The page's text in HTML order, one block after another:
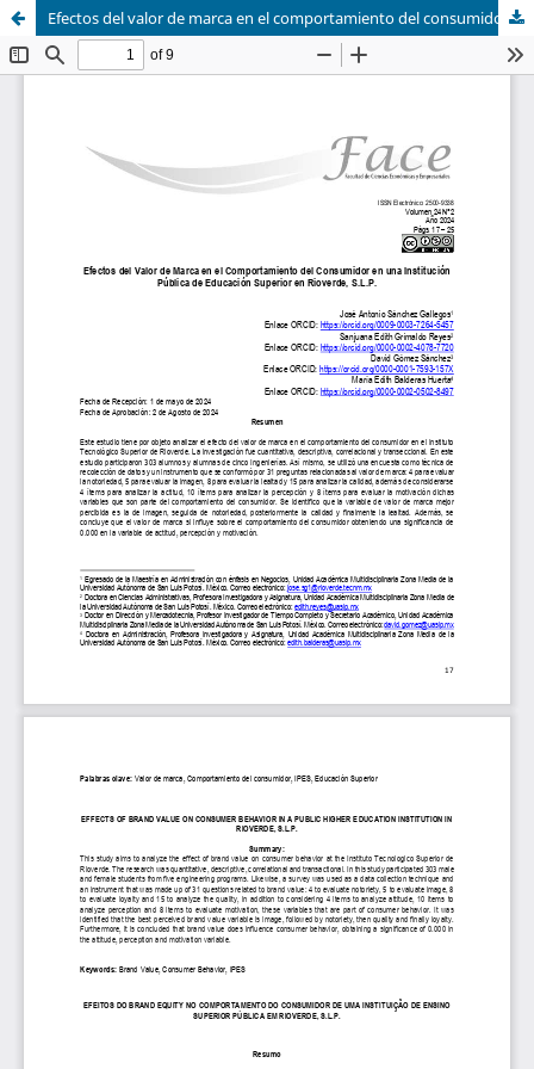
Efectos del valor de marca en el comportamiento del consumidor en una institución pública de educación superior en Rioverde, s. l. p.